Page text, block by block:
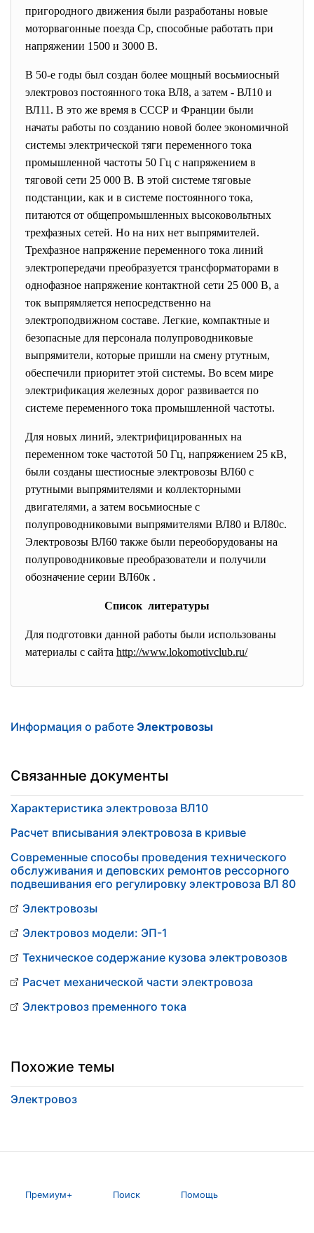
пригородного движения были разработаны новые
моторвагонные поезда Ср, способные работать при
напряжении 1500 и 3000 В.
В 50-е годы был создан более мощный восьмиосный
электровоз постоянного тока ВЛ8, а затем - ВЛ10 и
ВЛ11. В это же время в СССР и Франции были
начаты работы по созданию новой более экономичной
системы электрической тяги переменного тока
промышленной частоты 50 Гц с напряжением в
тяговой сети 25 000 В. В этой системе тяговые
подстанции, как и в системе постоянного тока,
питаются от общепромышленных высоковольтных
трехфазных сетей. Но на них нет выпрямителей.
Трехфазное напряжение переменного тока линий
электропередачи преобразуется трансформаторами в
однофазное напряжение контактной сети 25 000 В, а
ток выпрямляется непосредственно на
электроподвижном составе. Легкие, компактные и
безопасные для персонала полупроводниковые
выпрямители, которые пришли на смену ртутным,
обеспечили приоритет этой системы. Во всем мире
электрификация железных дорог развивается по
системе переменного тока промышленной частоты.
Для новых линий, электрифицированных на
переменном токе частотой 50 Гц, напряжением 25 кВ,
были созданы шестиосные электровозы ВЛ60 с
ртутными выпрямителями и коллекторными
двигателями, а затем восьмиосные с
полупроводниковыми выпрямителями ВЛ80 и ВЛ80с.
Электровозы ВЛ60 также были переоборудованы на
полупроводниковые преобразователи и получили
обозначение серии ВЛ60к .
Список литературы
Для подготовки данной работы были использованы
материалы с сайта http://www.lokomotivclub.ru/
Информация о работе Электровозы
Связанные документы
Характеристика электровоза ВЛ10
Расчет вписывания электровоза в кривые
Современные способы проведения технического
обслуживания и деповских ремонтов рессорного
подвешивания его регулировку электровоза ВЛ 80
Электровозы
Электровоз модели: ЭП-1
Техническое содержание кузова электровозов
Расчет механической части электровоза
Электровоз пременного тока
Похожие темы
Электровоз
Премиум+ Поиск Помощь